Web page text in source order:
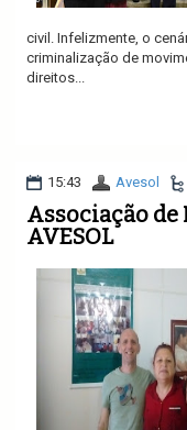
civil. Infelizmente, o
criminalização de
direitos...
15:43 Avesol
Associação de
AVESOL